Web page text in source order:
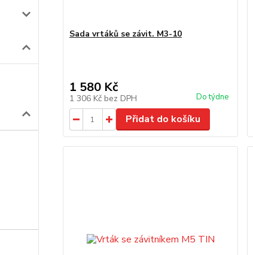
Sada vrtáků se závit. M3-10
1 580 Kč
1 306 Kč bez DPH Do týdne
Přidat do košíku